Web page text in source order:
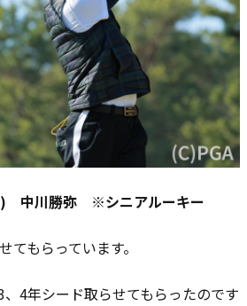
中川勝弥 ※シニアルーキー
てもらっています。
、4年シード取らせてもらったのです